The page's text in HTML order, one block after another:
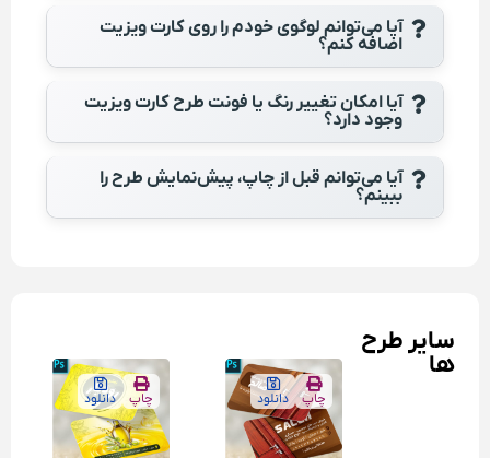
آیا می‌توانم لوگوی خودم را روی کارت ویزیت
اضافه کنم؟
آیا امکان تغییر رنگ یا فونت طرح کارت ویزیت
وجود دارد؟
آیا می‌توانم قبل از چاپ، پیش‌نمایش طرح را
ببینم؟
سایر طرح
ها
چاپ دانلود چاپ دانلود